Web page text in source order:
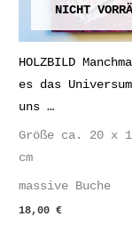
NICHT
HOLZBILD
es das
uns …
Größe ca. 20 x
cm
massive Buche
18,00€